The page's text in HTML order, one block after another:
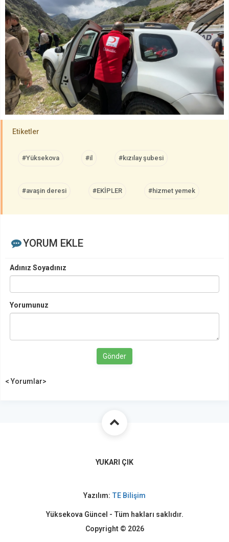
Etiketler
#Yüksekova #il #kızılay şubesi
#avaşin deresi #EKİPLER #hizmet yemek
YORUM EKLE
Adınız Soyadınız
Yorumunuz
Gönder
< Yorumlar>
YUKARI ÇIK
Yazılım: TE Bilişim
Yüksekova Güncel - Tüm hakları saklıdır.
Copyright © 2026